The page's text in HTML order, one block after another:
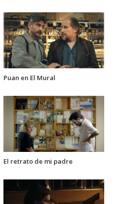
Puan en El Mural
El retrato de mi padre